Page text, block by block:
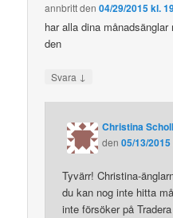
annbrittden04/29/2015 kl.
har alla dina
den
Svara ↓
Christina
den05/13/
Tyvärr! Christina-
du kan nog inte hitta
inte försöker på